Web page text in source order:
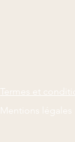
Termes et
Mentions légales